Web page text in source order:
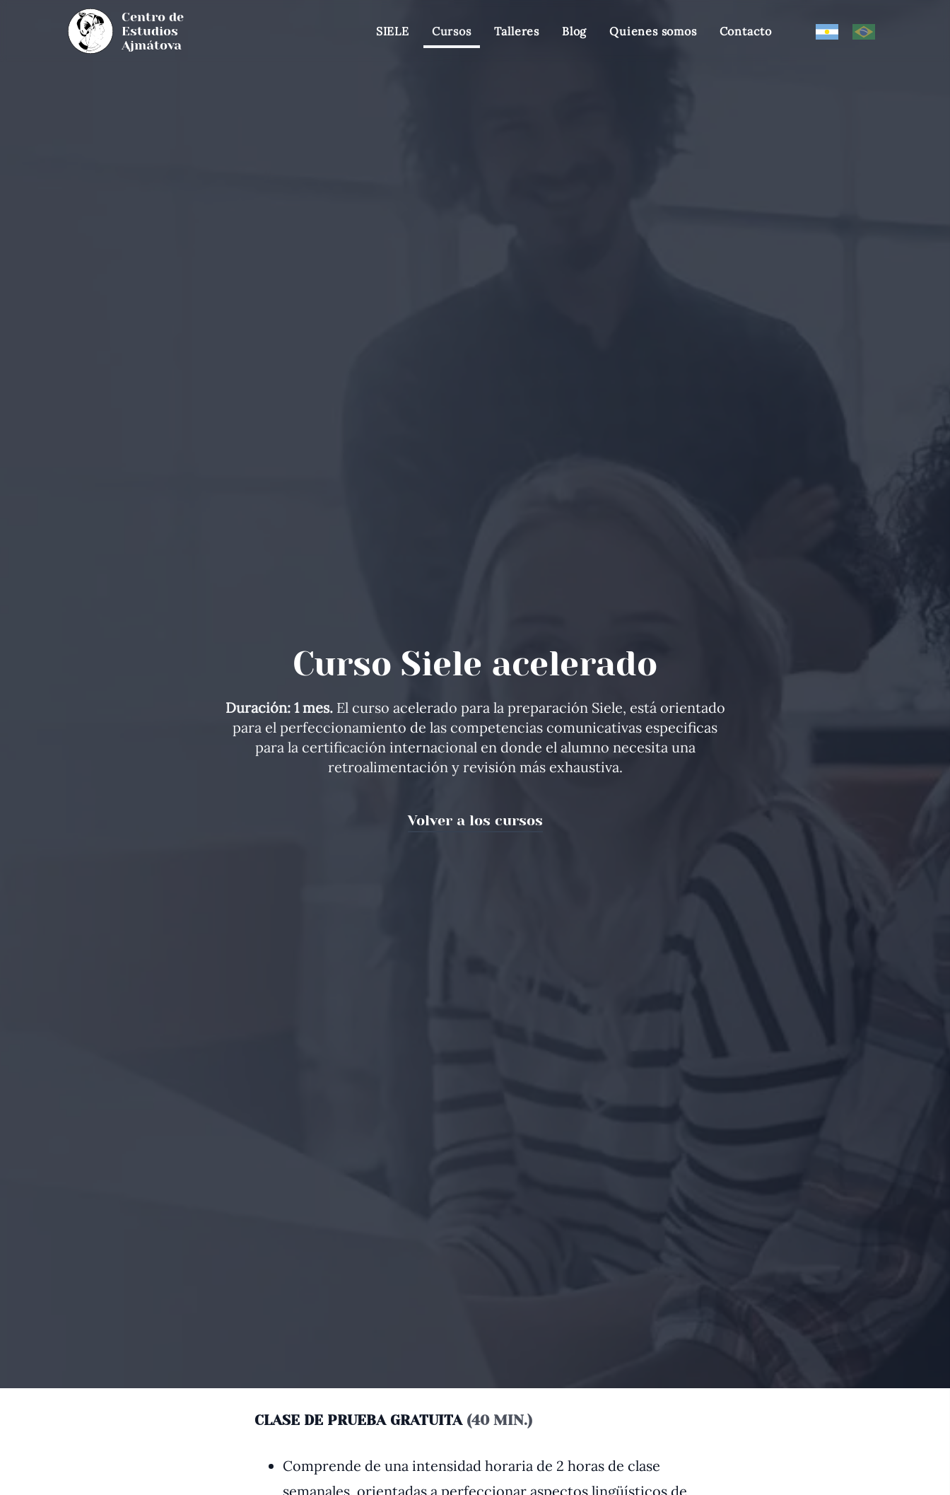
Centro de
Estudios
Ajmátova
SIELE Cursos Talleres Blog Quienes somos Contacto
Curso Siele acelerado
Duración: 1 mes. El curso acelerado para la preparación Siele, está orientado
para el perfeccionamiento de las competencias comunicativas especificas
para la certificación internacional en donde el alumno necesita una
retroalimentación y revisión más exhaustiva.
Volver a los cursos
CLASE DE PRUEBA GRATUITA (40 MIN.)
Comprende de una intensidad horaria de 2 horas de clase
semanales, orientadas a perfeccionar aspectos lingüísticos de